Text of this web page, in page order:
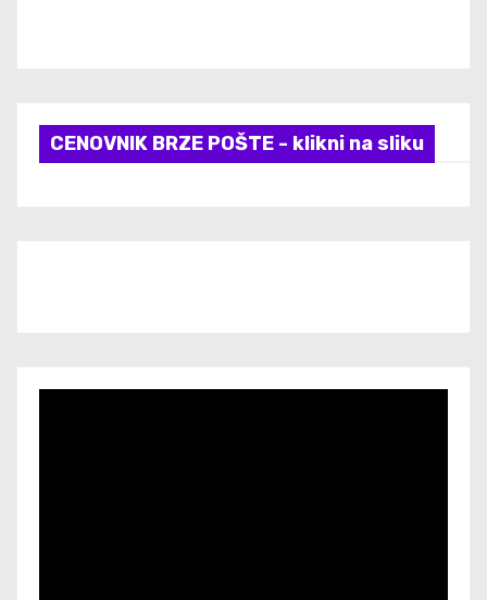
CENOVNIK BRZE POŠTE - klikni na sliku